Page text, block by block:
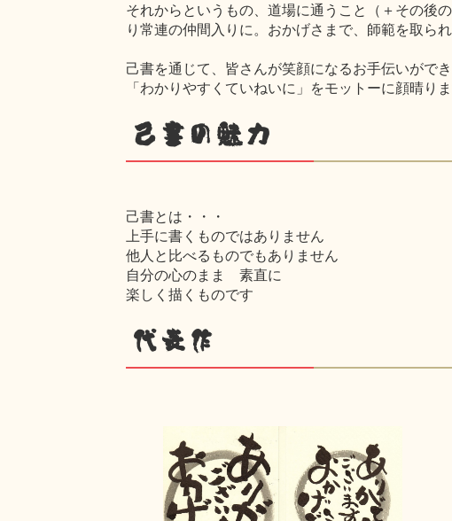
それからというもの、道場に通うこと（＋その後
り常連の仲間入りに。おかげさまで、師範を取ら
己書を通じて、皆さんが笑顔になるお手伝いがで
「わかりやすくていねいに」をモットーに顔晴りま
己書の魅力
己書とは・・・
上手に書くものではありません
他人と比べるものでもありません
自分の心のまま 素直に
楽しく描くものです
代表作